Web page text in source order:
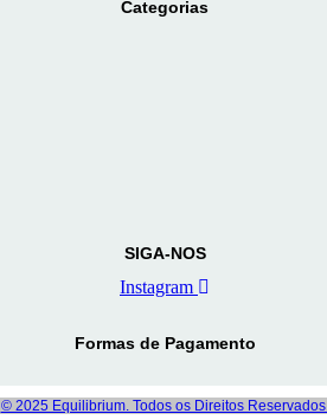
Categorias
SIGA-NOS
Instagram
Formas de Pagamento
© 2025 Equilibrium. Todos os Direitos Reservados.